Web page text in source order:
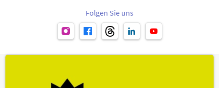
Folgen Sie uns